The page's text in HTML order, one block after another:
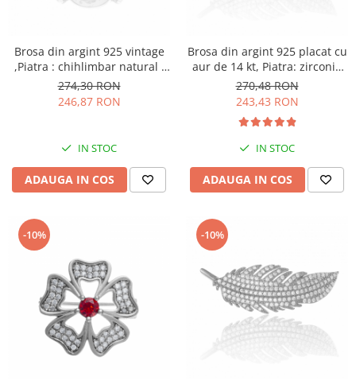
Brosa din argint 925 vintage
,Piatra : chihlimbar natural ,
Culoare: maro cognac,
274,30 RON
246,87 RON
IN STOC
ADAUGA IN COS
Brosa din argint 925 placat cu
aur de 14 kt, Piatra: zirconia
fatetata si cubic zirconia,
Culoare: transparenta
270,48 RON
243,43 RON
IN STOC
ADAUGA IN COS
-10% -10%